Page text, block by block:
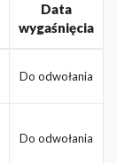
Data
wygaśnięcia
Do odwołania
Do odwołania